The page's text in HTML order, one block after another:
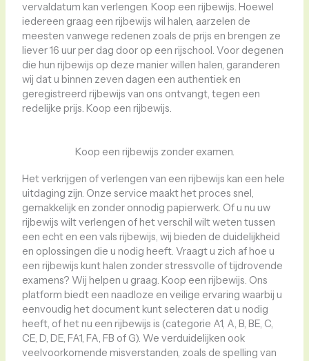
vervaldatum kan verlengen. Koop een rijbewijs. Hoewel
iedereen graag een rijbewijs wil halen, aarzelen de
meesten vanwege redenen zoals de prijs en brengen ze
liever 16 uur per dag door op een rijschool. Voor degenen
die hun rijbewijs op deze manier willen halen, garanderen
wij dat u binnen zeven dagen een authentiek en
geregistreerd rijbewijs van ons ontvangt, tegen een
redelijke prijs. Koop een rijbewijs.
Koop een rijbewijs zonder examen.
Het verkrijgen of verlengen van een rijbewijs kan een hele
uitdaging zijn. Onze service maakt het proces snel,
gemakkelijk en zonder onnodig papierwerk. Of u nu uw
rijbewijs wilt verlengen of het verschil wilt weten tussen
een echt en een vals rijbewijs, wij bieden de duidelijkheid
en oplossingen die u nodig heeft. Vraagt ​​u zich af hoe u
een rijbewijs kunt halen zonder stressvolle of tijdrovende
examens? Wij helpen u graag. Koop een rijbewijs. Ons
platform biedt een naadloze en veilige ervaring waarbij u
eenvoudig het document kunt selecteren dat u nodig
heeft, of het nu een rijbewijs is (categorie A1, A, B, BE, C,
CE, D, DE, FA1, FA, FB of G). We verduidelijken ook
veelvoorkomende misverstanden, zoals de spelling van